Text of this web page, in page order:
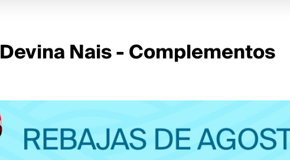
Devina Nais - Complementos